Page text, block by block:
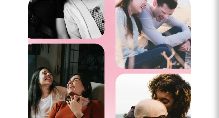
Rencontrer des célibataires gay à Le
Cannet